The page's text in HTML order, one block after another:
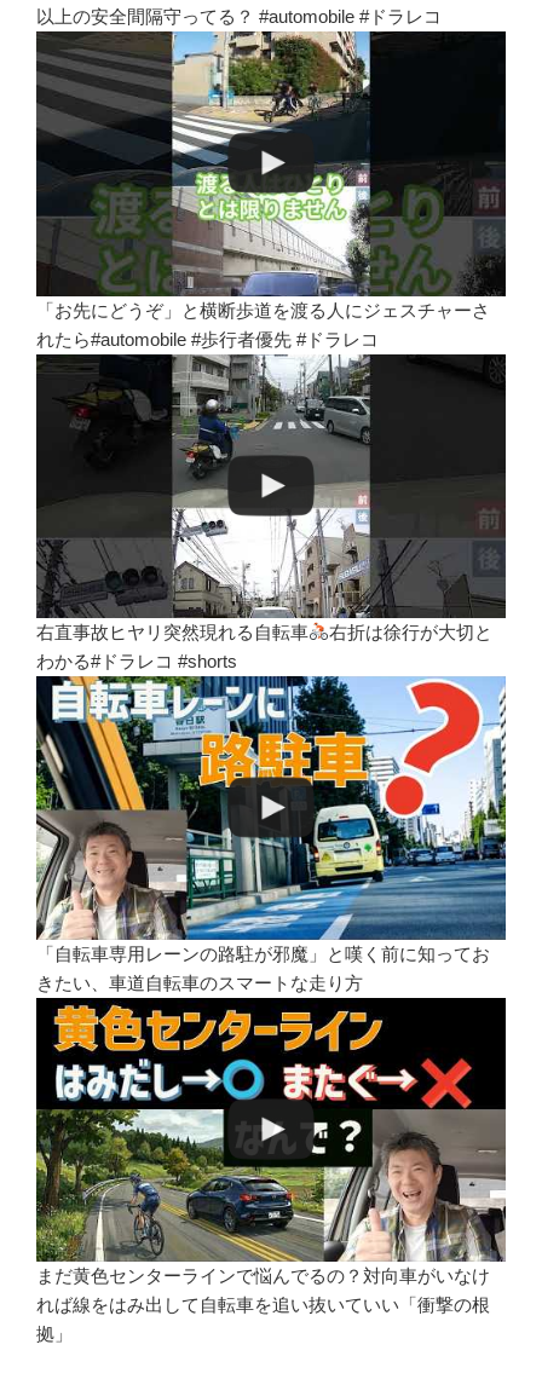
以上の安全間隔守ってる？ #automobile #ドラレコ
「お先にどうぞ」と横断歩道を渡る人にジェスチャーさ
れたら#automobile #歩行者優先 #ドラレコ
右直事故ヒヤリ突然現れる自転車
右折は徐行が大切と
わかる#ドラレコ #shorts
「自転車専用レーンの路駐が邪魔」と嘆く前に知ってお
きたい、車道自転車のスマートな走り方
まだ黄色センターラインで悩んでるの？対向車がいなけ
れば線をはみ出して自転車を追い抜いていい「衝撃の根
拠」